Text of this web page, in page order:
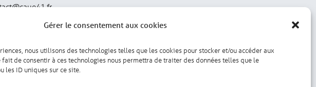
Gérer le consentement aux cookies
nous utilisons des technologies telles que les cookies pour stocker et/ou accéder aux
de consentir à ces technologies nous permettra de traiter des données telles que le
les ID uniques sur ce site.